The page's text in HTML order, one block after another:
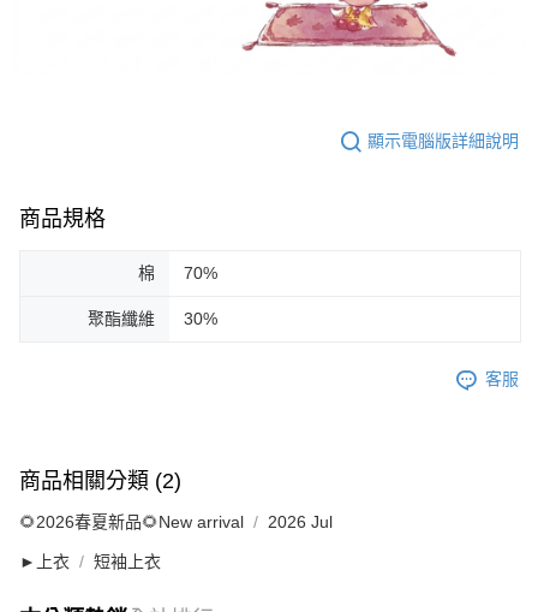
顯示電腦版詳細說明
商品規格
棉 70%
聚酯纖維 30%
客服
商品相關分類 (2)
🌻2026春夏新品🌻New arrival 2026 Jul
►上衣 短袖上衣